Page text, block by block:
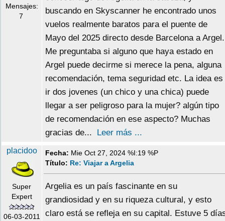
Mensajes:
7
buscando en Skyscanner he encontrado unos
vuelos realmente baratos para el puente de
Mayo del 2025 directo desde Barcelona a Argel.
Me preguntaba si alguno que haya estado en
Argel puede decirme si merece la pena, alguna
recomendación, tema seguridad etc. La idea es
ir dos jovenes (un chico y una chica) puede
llegar a ser peligroso para la mujer? algún tipo
de recomendación en ese aspecto? Muchas
gracias de... Leer más ...
placidoo
Super
Expert
06-03-2011
Fecha: Mie Oct 27, 2024 %I:19 %P
Título: Re: Viajar a Argelia
Argelia es un país fascinante en su
grandiosidad y en su riqueza cultural, y esto
claro está se refleja en su capital. Estuve 5